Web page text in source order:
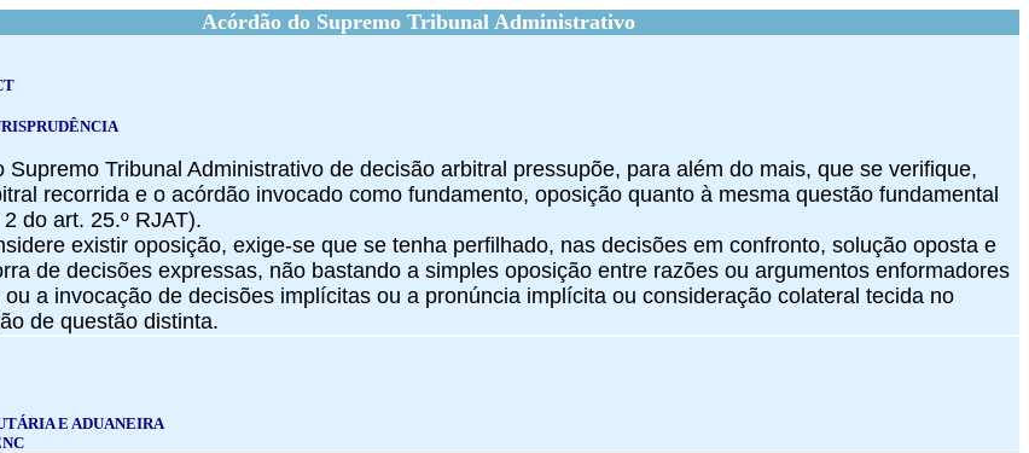
Acórdão do Supremo Tribunal Administrativo
Supremo Tribunal Administrativo de decisão arbitral pressupõe, para além do mais, que se verifique,
recorrida e o acórdão invocado como fundamento, oposição quanto à mesma questão fundamental
do art. 25.º RJAT).
existir oposição, exige-se que se tenha perfilhado, nas decisões em confronto, solução oposta e
de decisões expressas, não bastando a simples oposição entre razões ou argumentos enformadores
a invocação de decisões implícitas ou a pronúncia implícita ou consideração colateral tecida no
de questão distinta.
E ADUANEIRA